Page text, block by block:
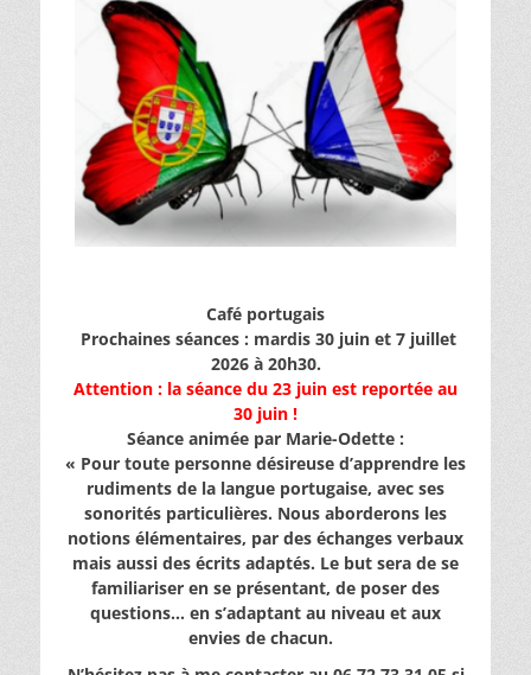
Café portugais
Prochaines séances : mardis 30 juin et 7 juillet
2026 à 20h30.
Attention : la séance du 23 juin est reportée au
30 juin !
Séance animée par Marie-Odette :
« Pour toute personne désireuse d’apprendre les
rudiments de la langue portugaise, avec ses
sonorités particulières. Nous aborderons les
notions élémentaires, par des échanges verbaux
mais aussi des écrits adaptés. Le but sera de se
familiariser en se présentant, de poser des
questions… en s’adaptant au niveau et aux
envies de chacun.